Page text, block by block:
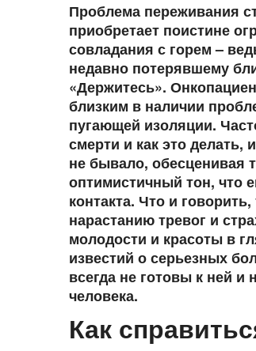
Проблема переживания
приобретает поистине
совладания с горем –
недавно потерявшему
«Держитесь».
близким в наличии
пугающей изоляции.
смерти и как это делать,
не бывало, обесценивая
оптимистичный тон, что
контакта. Что и
нарастанию тревог и
молодости и красоты в
известий о серьезных
всегда не готовы к ней и
человека.
Как